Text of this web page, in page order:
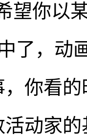
望你以
了，动
你看
动家